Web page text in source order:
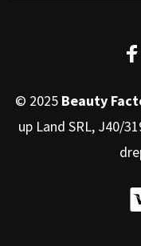
© 2025 Beauty
up Land SRL, J40/